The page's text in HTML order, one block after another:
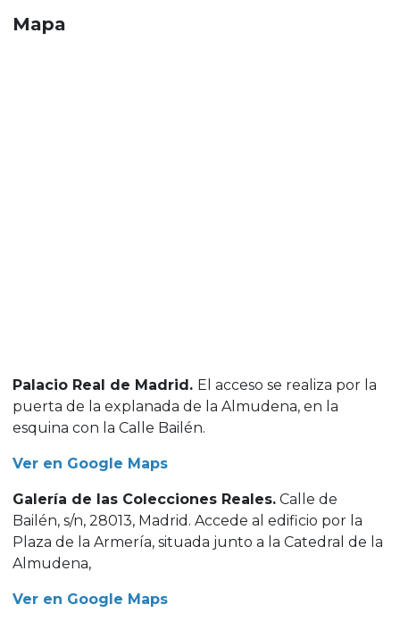
Mapa
Palacio Real de Madrid. El acceso se realiza por la
puerta de la explanada de la Almudena, en la
esquina con la Calle Bailén.
Ver en Google Maps
Galería de las Colecciones Reales. Calle de
Bailén, s/n, 28013, Madrid. Accede al edificio por la
Plaza de la Armería, situada junto a la Catedral de la
Almudena,
Ver en Google Maps